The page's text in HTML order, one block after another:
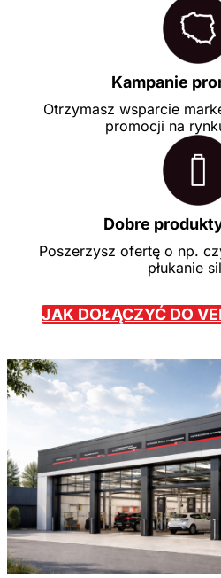
Kampanie
Otrzymasz wsparcie
promocji na
Dobre
Poszerzysz ofertę o np.
płukanie
JAK DOŁĄCZYĆ DO